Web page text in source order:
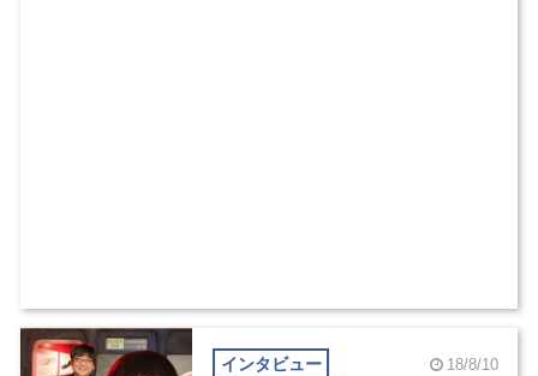
インタビュー 18/8/10